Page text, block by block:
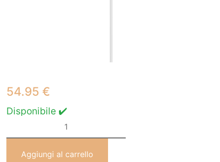
54.95€
Disponibile ✔️
quantità
Aggiungi al carrello